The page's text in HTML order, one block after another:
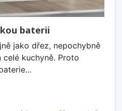
baterii
jako dřez, nepochybně
kuchyně. Proto